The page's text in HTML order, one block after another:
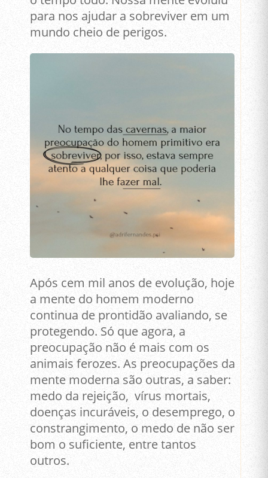
para nos ajudar a sobreviver em um
mundo cheio de perigos.
Após cem mil anos de evolução, hoje
a mente do homem moderno
continua de prontidão avaliando, se
protegendo. Só que agora, a
preocupação não é mais com os
animais ferozes. As preocupações da
mente moderna são outras, a saber:
medo da rejeição, vírus mortais,
doenças incuráveis, o desemprego, o
constrangimento, o medo de não ser
bom o suficiente, entre tantos
outros.